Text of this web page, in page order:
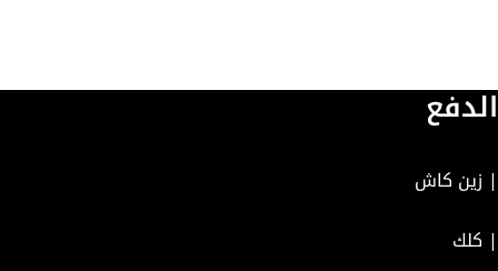
الدفع
| زين كاش
| كلك